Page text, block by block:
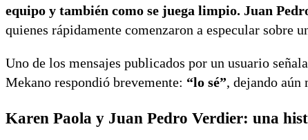
equipo y también como se juega limpio. Juan
quienes rápidamente comenzaron a especular sobre
Uno de los mensajes publicados por un usuario
Mekano respondió brevemente: “lo sé”, dejando aún
Karen Paola y Juan Pedro Verdier: una